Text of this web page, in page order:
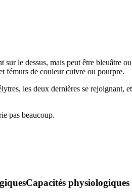
le dessus, mais peut être bleuâtre
fémurs de couleur cuivre ou pourpre.
les deux dernières se rejoignant,
pas beaucoup.
Capacités physiologiques